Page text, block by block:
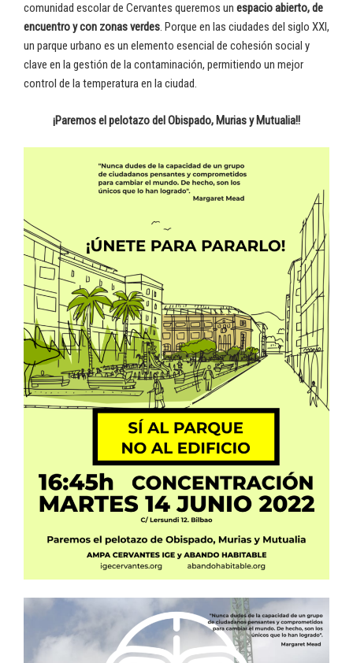
comunidad escolar de Cervantes queremos un espacio abierto, de
encuentro y con zonas verdes. Porque en las ciudades del siglo XXI,
un parque urbano es un elemento esencial de cohesión social y
clave en la gestión de la contaminación, permitiendo un mejor
control de la temperatura en la ciudad.
¡Paremos el pelotazo del Obispado, Murias y Mutualia!!